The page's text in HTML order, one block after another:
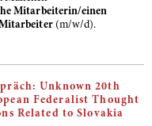
Mitarbeiterin/einen
(m/w/d).
Unknown 20th
Federalist Thought
Related to Slovakia